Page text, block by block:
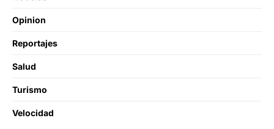
Opinion
Reportajes
Salud
Turismo
Velocidad